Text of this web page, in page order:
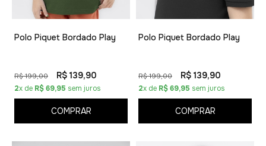
Polo Piquet Bordado Play
R$ 199,00 R$ 139,90
2x de R$ 69,95 sem juros
COMPRAR
Polo Piquet Bordado Play
R$ 199,00 R$ 139,90
2x de R$ 69,95 sem juros
COMPRAR